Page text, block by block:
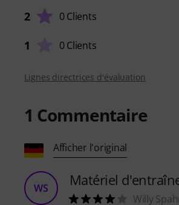
2 0 Clients
1 0 Clients
Lignes directrices d'évaluation
1 Commentaire
Afficher l'original
WS Matériel
Willy